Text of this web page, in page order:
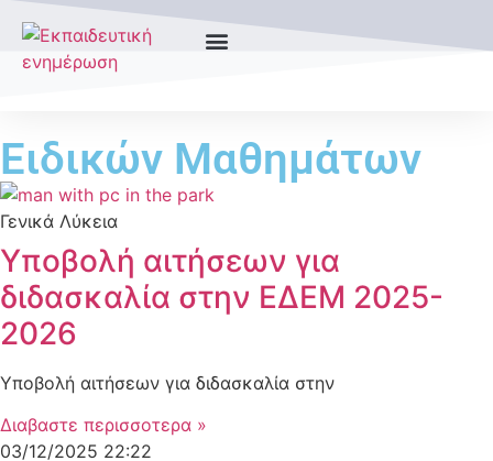
Ειδικών Μαθημάτων
Γενικά Λύκεια
Υποβολή αιτήσεων για
διδασκαλία στην ΕΔΕΜ 2025-
2026
Υποβολή αιτήσεων για διδασκαλία στην
Διαβαστε περισσοτερα »
03/12/2025 22:22